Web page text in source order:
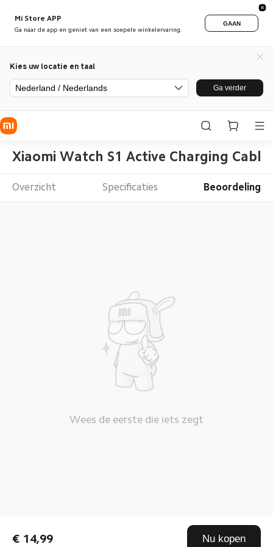
Mi Store APP
Ga naar de app en geniet van een soepele winkelervaring.
GAAN
Kies uw locatie en taal
Nederland / Nederlands Ga verder
Xiaomi Watch S1 Active Charging Cable
€ 14,99 Nu kopen
Overzicht Specificaties Beoordeling
Wees de eerste die iets zegt